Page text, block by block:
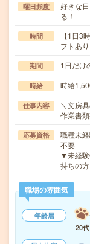
曜日頻度
好きな
る！
時間
【1日3
フトあ
期間 1日だけ
時給 時給
仕事内容
＼文房
作業書
応募資格
職種未
不要
▼未経
持ちの
職場の雰囲気
年齢層
20代